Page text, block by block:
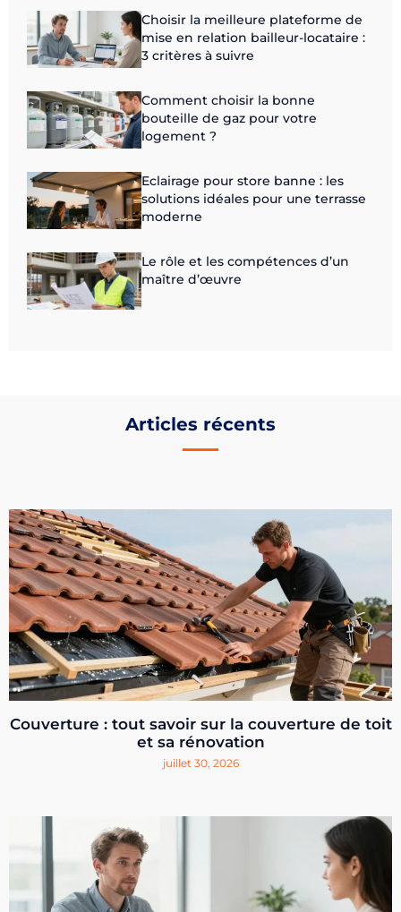
Choisir la meilleure plateforme de
mise en relation bailleur-locataire :
3 critères à suivre
Comment choisir la bonne
bouteille de gaz pour votre
logement ?
Eclairage pour store banne : les
solutions idéales pour une terrasse
moderne
Le rôle et les compétences d’un
maître d’œuvre
Articles récents
Couverture : tout savoir sur la couverture de toit
et sa rénovation
juillet 30, 2026